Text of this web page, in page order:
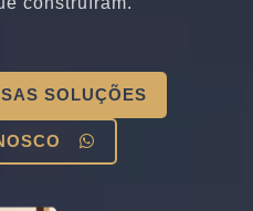
SOLUÇÕES